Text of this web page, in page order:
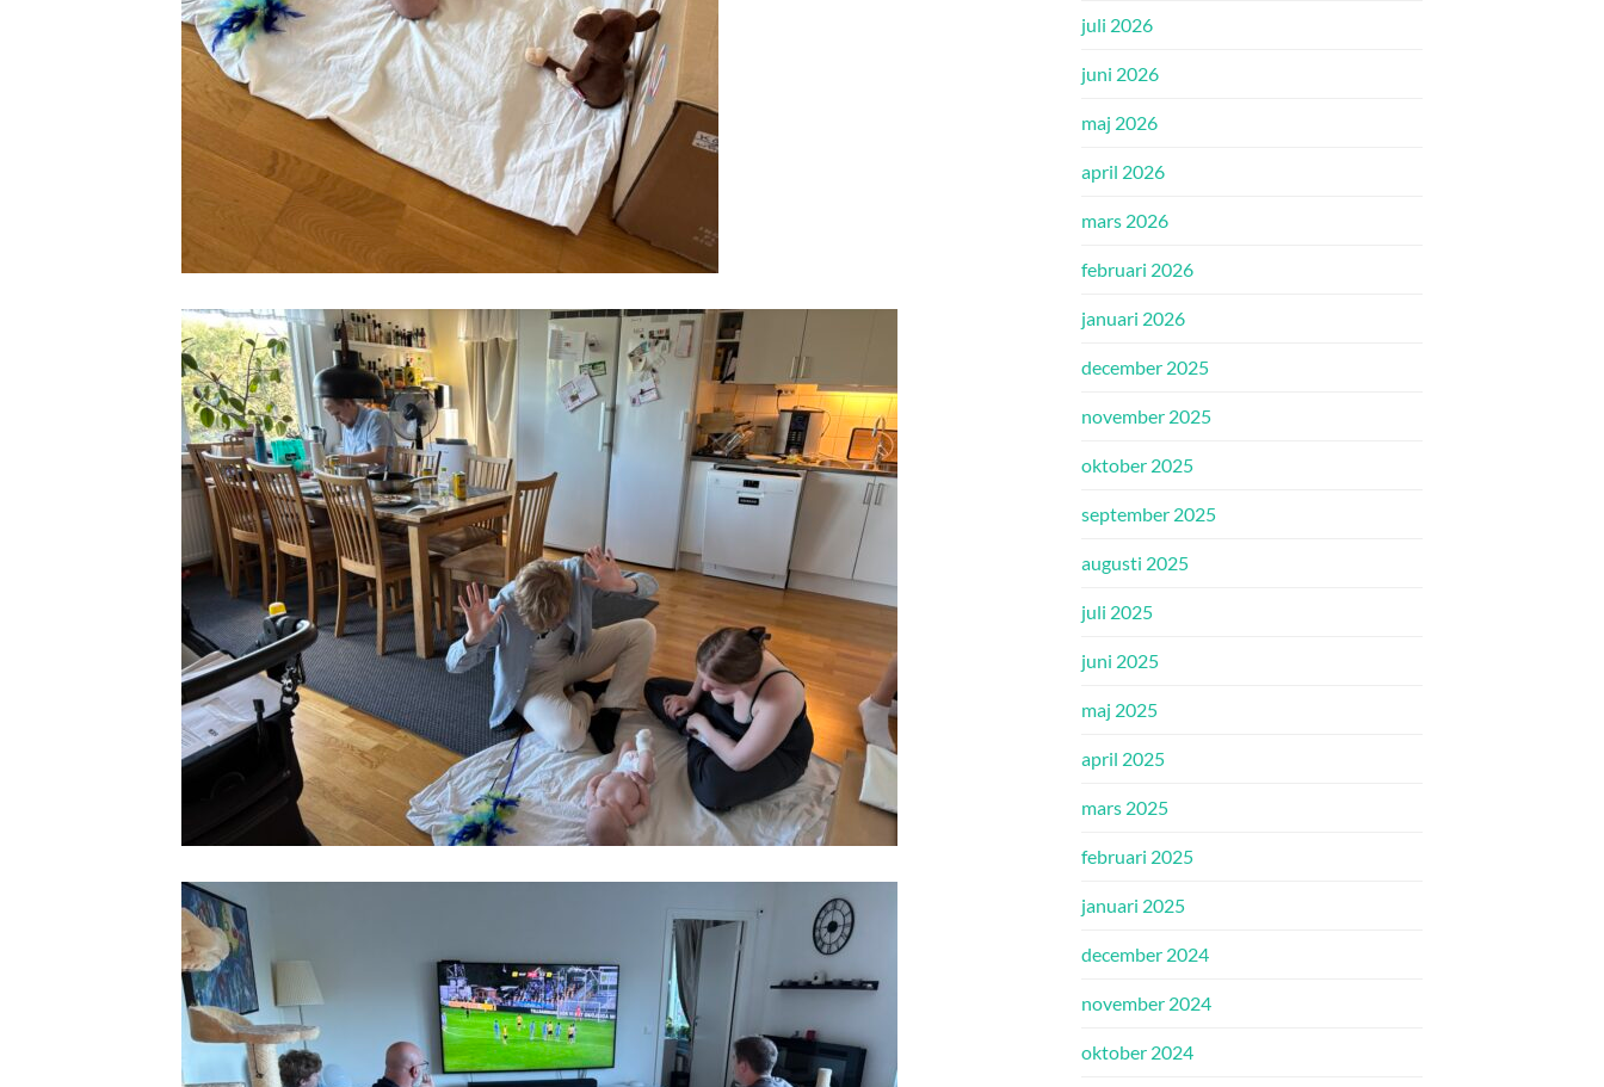
juli 2026
juni 2026
maj 2026
april 2026
mars 2026
februari 2026
januari 2026
december 2025
november 2025
oktober 2025
september 2025
augusti 2025
juli 2025
juni 2025
maj 2025
april 2025
mars 2025
februari 2025
januari 2025
december 2024
november 2024
oktober 2024